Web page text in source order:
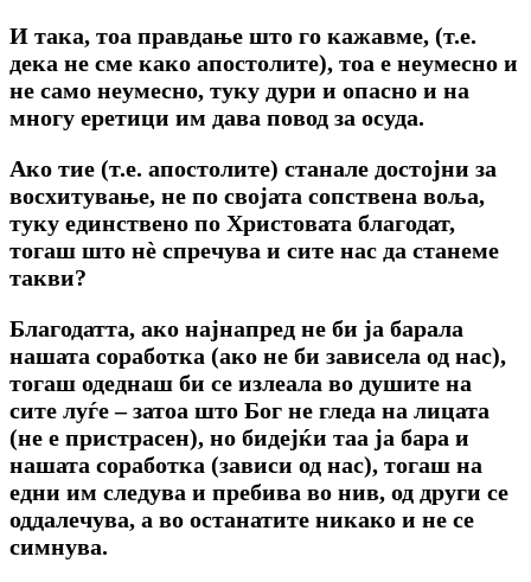
И така, тоа правдање што го кажавме, (т.е.
дека не сме како апостолите), тоа е неумесно и
не само неумесно, туку дури и опасно и на
многу еретици им дава повод за осуда.
Ако тие (т.е. апостолите) станале достојни за
восхитување, не по својата сопствена воља,
туку единствено по Христовата благодат,
тогаш што нè спречува и сите нас да станеме
такви?
Благодатта, ако најнапред не би ја барала
нашата соработка (ако не би зависела од нас),
тогаш одеднаш би се излеала во душите на
сите луѓе – затоа што Бог не гледа на лицата
(не е пристрасен), но бидејќи таа ја бара и
нашата соработка (зависи од нас), тогаш на
едни им следува и пребива во нив, од други се
оддалечува, а во останатите никако и не се
симнува.